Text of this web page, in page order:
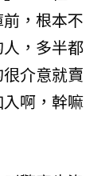
，根本不
，多半都
介意就賣
啊，幹嘛